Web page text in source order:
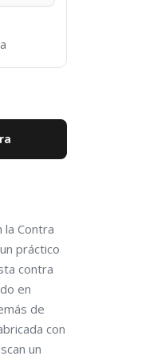
la Contra
práctico
contra
en
de
con
un